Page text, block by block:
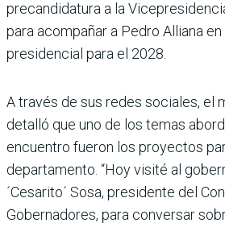
precandidatura a la
para acompañar a Pedro Alliana en
presidencial para el 2028.
A través de sus redes sociales, el
detalló que uno de los temas
encuentro fueron los proyectos
departamento. “Hoy visité al
´Cesarito´ Sosa, presidente del
Gobernadores, para conversar